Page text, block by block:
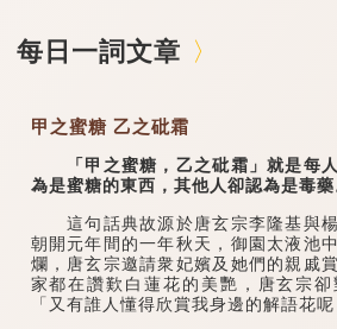
每日一詞文章
甲之蜜糖 乙之砒霜
「甲之蜜糖，乙之砒霜」就是每人
為是蜜糖的東西，其他人卻認為是毒藥
這句話典故源於唐玄宗李隆基與楊
朝開元年間的一年秋天，御園太液池
爛，唐玄宗邀請衆妃嬪及她們的親戚
家都在讚歎白蓮花的美艷，唐玄宗卻
「又有誰人懂得欣賞我身邊的解語花呢